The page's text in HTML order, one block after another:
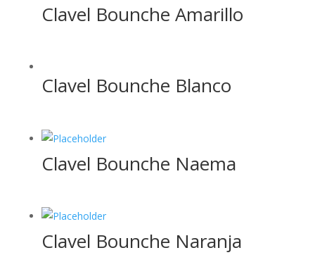
Clavel Bounche Amarillo
Clavel Bounche Blanco
Clavel Bounche Naema
Clavel Bounche Naranja